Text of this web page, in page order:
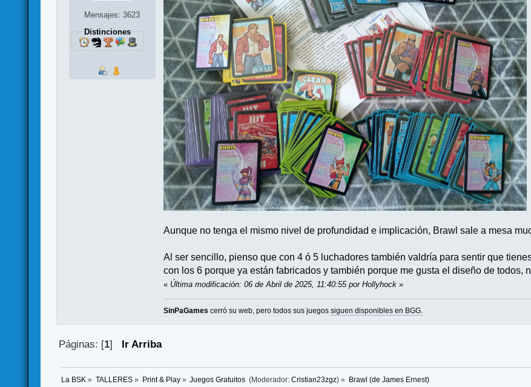
Mensajes: 3623
Distinciones
Aunque no tenga el mismo nivel de profundidad e implicación, Brawl sale a mesa
Al ser sencillo, pienso que con 4 ó 5 luchadores también valdría para sentir que
con los 6 porque ya están fabricados y también porque me gusta el diseño de todos,
« Última modificación: 06 de Abril de 2025, 11:40:55 por Hollyhock »
SinPaGames cerró su web, pero todos sus juegossiguen disponibles en BGG.
Páginas: [1] Ir Arriba
La BSK » TALLERES» Print & Play» Juegos Gratuitos (Moderador:Cristian23zgz) » Brawl (de James Ernest)